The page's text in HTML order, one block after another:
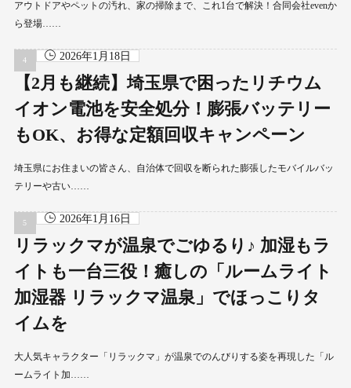
アウトドアやペットの汚れ、家の掃除まで、これ1台で解決！合同会社evenか
ら登場……
2026年1月18日
【2月も継続】埼玉県で困ったリチウム
イオン電池を安全処分！膨張バッテリー
もOK、お得な定額回収キャンペーン
埼玉県にお住まいの皆さん、自治体で回収を断られた膨張したモバイルバッ
テリーや古い……
2026年1月16日
リラックマが温泉でごゆるり♪ 加湿もラ
イトも一台三役！癒しの「ルームライト
加湿器 リラックマ温泉」でほっこりタ
イムを
大人気キャラクター「リラックマ」が温泉でのんびりする姿を再現した「ル
ームライト加……